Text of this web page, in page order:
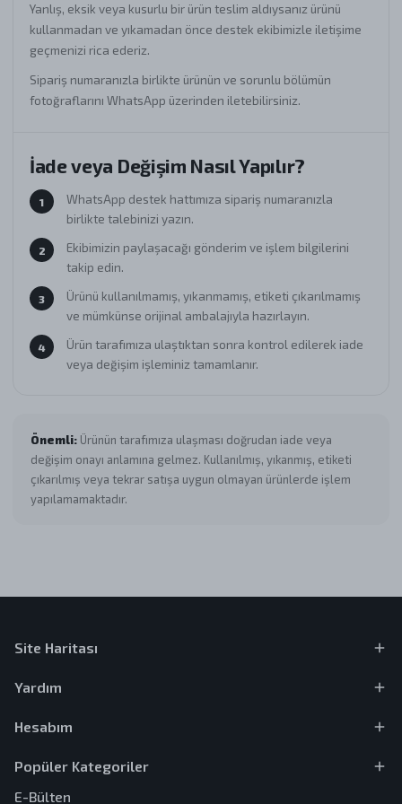
Yanlış, eksik veya kusurlu bir ürün teslim aldıysanız ürünü
kullanmadan ve yıkamadan önce destek ekibimizle iletişime
geçmenizi rica ederiz.
Sipariş numaranızla birlikte ürünün ve sorunlu bölümün
fotoğraflarını WhatsApp üzerinden iletebilirsiniz.
İade veya Değişim Nasıl Yapılır?
1
WhatsApp destek hattımıza sipariş numaranızla
birlikte talebinizi yazın.
2
Ekibimizin paylaşacağı gönderim ve işlem bilgilerini
takip edin.
3
Ürünü kullanılmamış, yıkanmamış, etiketi çıkarılmamış
ve mümkünse orijinal ambalajıyla hazırlayın.
4
Ürün tarafımıza ulaştıktan sonra kontrol edilerek iade
veya değişim işleminiz tamamlanır.
Önemli: Ürünün tarafımıza ulaşması doğrudan iade veya
değişim onayı anlamına gelmez. Kullanılmış, yıkanmış, etiketi
çıkarılmış veya tekrar satışa uygun olmayan ürünlerde işlem
yapılamamaktadır.
Site Haritası
Yardım
Hesabım
Popüler Kategoriler
E-Bülten